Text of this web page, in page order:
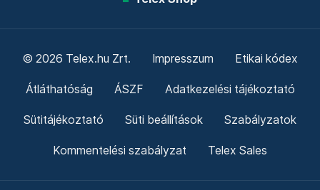
© 2026 Telex.hu Zrt. Impresszum Etikai kódex
Átláthatóság ÁSZF Adatkezelési tájékoztató
Sütitájékoztató Süti beállítások Szabályzatok
Kommentelési szabályzat Telex Sales